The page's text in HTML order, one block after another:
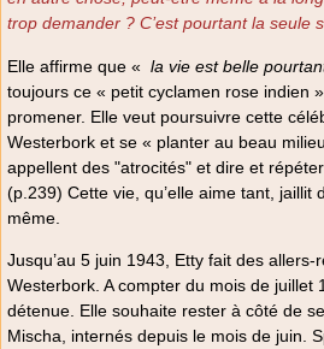
trop demander ? C’est pourtant la seule
Elle affirme que « la vie est belle
toujours ce « petit cyclamen rose indien
promener. Elle veut poursuivre cette
Westerbork et se « planter au beau
appellent des "atrocités" et dire et
(p.239) Cette vie, qu’elle aime tant, jaillit
même.
Jusqu’au 5 juin 1943, Etty fait des
Westerbork. A compter du mois de juillet
détenue. Elle souhaite rester à côté de
Mischa, internés depuis le mois de juin.